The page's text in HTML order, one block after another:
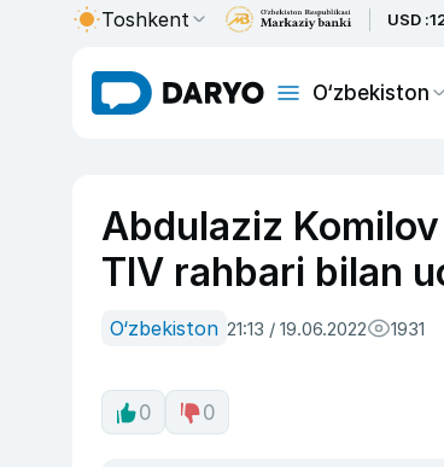
Toshkent USD :
O‘zbekiston
Abdulaziz
TIV rahbari bilan
O‘zbekiston 21:13 / 19.06.2022 1931
0 0